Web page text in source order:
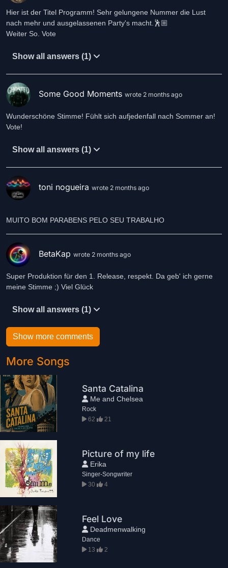
Hier ist der Titel Programm! Sehr gelungene Nummer die Lust
nach mehr und ausgelassenen Party's macht.🕺🏼
Weiter So. Vote
Show all answers (1)
Some Good Moments wrote 2 months ago
Wunderschöne Stimme! Fühlt sich aufjedenfall nach Sommer an!
Vote!
Show all answers (1)
toni nogueira wrote 2 months ago
MUITO BOM PARABENS PELO SEU TRABALHO
BetaKap wrote 2 months ago
Super Produktion für den 1. Release, respekt. Da geb' ich gerne
meine Stimme ;) Viel Glück
Show all answers (1)
Show more comments
More Songs
Santa Catalina
Me and Chelsea
Rock
62
21
Picture of my life
Erika
Singer-Songwriter
30
4
Feel Love
Deadmenwalking
Dance
13
2